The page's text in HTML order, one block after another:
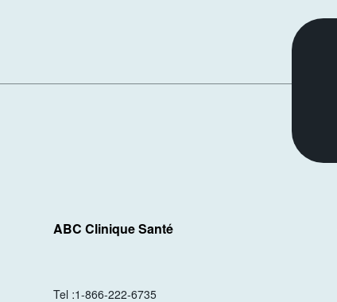
ABC Clinique Santé
Tel :1-866-222-6735